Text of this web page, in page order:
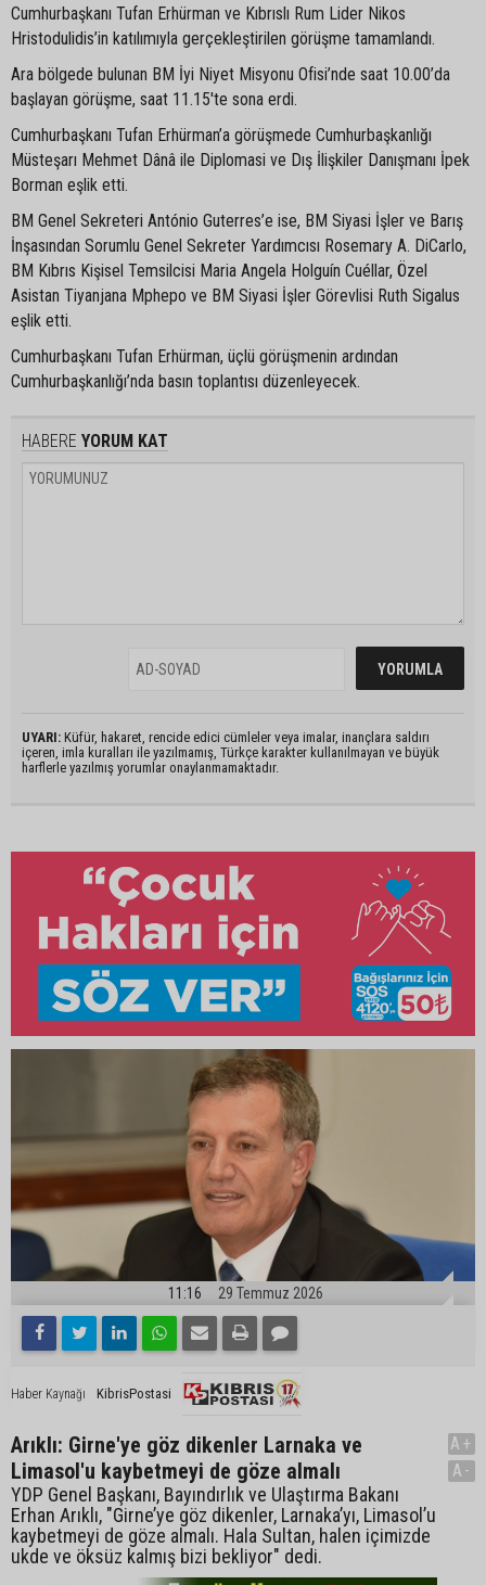
Cumhurbaşkanı Tufan Erhürman ve Kıbrıslı Rum Lider Nikos
Hristodulidis’in katılımıyla gerçekleştirilen görüşme tamamlandı.
Ara bölgede bulunan BM İyi Niyet Misyonu Ofisi’nde saat 10.00’da
başlayan görüşme, saat 11.15'te sona erdi.
Cumhurbaşkanı Tufan Erhürman’a görüşmede Cumhurbaşkanlığı
Müsteşarı Mehmet Dânâ ile Diplomasi ve Dış İlişkiler Danışmanı İpek
Borman eşlik etti.
BM Genel Sekreteri António Guterres’e ise, BM Siyasi İşler ve Barış
İnşasından Sorumlu Genel Sekreter Yardımcısı Rosemary A. DiCarlo,
BM Kıbrıs Kişisel Temsilcisi Maria Angela Holguín Cuéllar, Özel
Asistan Tiyanjana Mphepo ve BM Siyasi İşler Görevlisi Ruth Sigalus
eşlik etti.
Cumhurbaşkanı Tufan Erhürman, üçlü görüşmenin ardından
Cumhurbaşkanlığı’nda basın toplantısı düzenleyecek.
HABERE YORUM KAT
UYARI: Küfür, hakaret, rencide edici cümleler veya imalar, inançlara saldırı
içeren, imla kuralları ile yazılmamış, Türkçe karakter kullanılmayan ve büyük
harflerle yazılmış yorumlar onaylanmamaktadır.
11:16 29 Temmuz 2026
Haber Kaynağı KibrisPostasi
Arıklı: Girne'ye göz dikenler Larnaka ve
Limasol'u kaybetmeyi de göze almalı
YDP Genel Başkanı, Bayındırlık ve Ulaştırma Bakanı
Erhan Arıklı, "Girne’ye göz dikenler, Larnaka’yı, Limasol’u
kaybetmeyi de göze almalı. Hala Sultan, halen içimizde
ukde ve öksüz kalmış bizi bekliyor" dedi.
A+
A-